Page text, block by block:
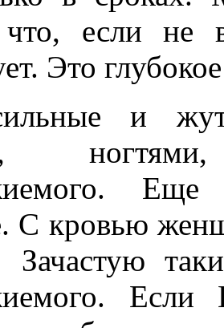
что, если
Это
и
С кровью
Зачастую